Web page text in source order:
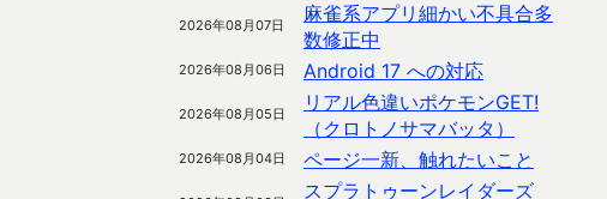
2026年08月07日
麻雀系アプリ細かい不具合多
数修正中
2026年08月06日 Android 17 への対応
2026年08月05日
リアル色違いポケモンGET!
（クロトノサマバッタ）
2026年08月04日 ページ一新、触れたいこと
スプラトゥーンレイダーズ